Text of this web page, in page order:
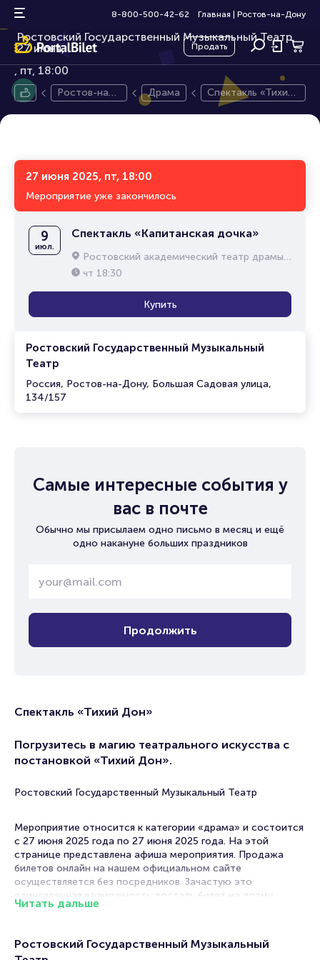
8-800-500-42-62 Главная Ростов-на-Дону
Продать
Спектакль «Тихий Дон»
Ростовский Государственный Музыкальный Театр,
27 июня,
12+
пт, 18:00
Ростов-на-
Драма
Спектакль «Тихий
Дон»
27 июня 2025, пт, 18:00
Мероприятие уже закончилось
Ростовский Государственный Музыкальный
Театр
Россия, Ростов-на-Дону, Большая Садовая улица,
134/157
9
июл.
Спектакль «Капитанская дочка»
Ростовский академический театр драмы им. М.Горького
чт 18:30
Купить
Самые интересные события у
вас в почте
Обычно мы присылаем одно письмо в месяц и ещё
одно накануне больших праздников
Продолжить
Спектакль «Тихий Дон»
Погрузитесь в магию театрального искусства с
постановкой «Тихий Дон».
Ростовский Государственный Музыкальный Театр
Мероприятие относится к категории «драма» и состоится
с 27 июня 2025 года по 27 июня 2025 года. На этой
странице представлена афиша мероприятия. Продажа
билетов онлайн на нашем официальном сайте
осуществляется без посредников. Зачастую это
единственная возможность достать билет на драму.
Portalbilet – удобный и надежный сервис для покупки и
Читать дальше
Ростовский Государственный Музыкальный